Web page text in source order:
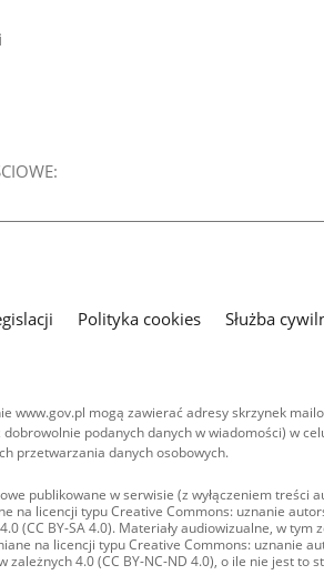
Polityka cookies Służba
www.gov.pl mogą zawierać adresy skrzynek
podanych danych w wiadomości) w
przetwarzania danych osobowych.
publikowane w serwisie (z wyłączeniem treści
na licencji typu Creative Commons: uznanie
(CC BY-SA 4.0). Materiały audiowizualne, w tym
na licencji typu Creative Commons: uznanie
zależnych 4.0 (CC BY-NC-ND 4.0), o ile nie jest to